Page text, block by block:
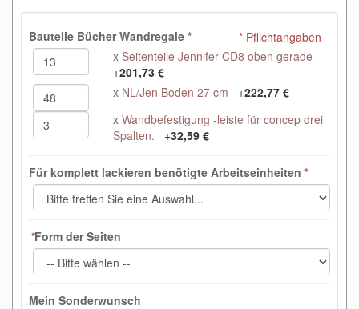
Bauteile Bücher Wandregale *
xSeitenteile Jennifer CD8 oben gerade
+201,73 €
x NL/Jen Boden 27 cm +222,77 €
xWandbefestigung -leiste für concep drei
Spalten.
+32,59 €
Für komplett lackieren benötigte Arbeitseinheiten *
*Form der Seiten
Mein Sonderwunsch
* Pflichtangaben